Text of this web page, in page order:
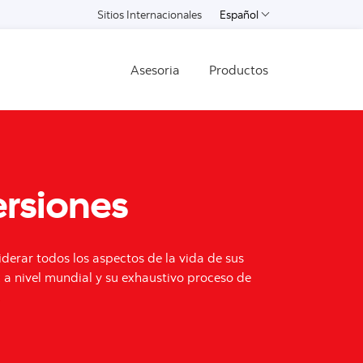
Sitios Internacionales Español
Select a language
Asesoria Productos
todos los aspectos de la vida de sus
nivel mundial y su exhaustivo proceso de